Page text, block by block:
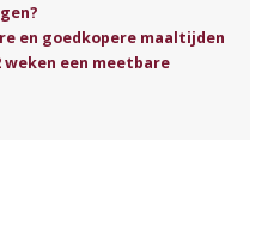
en goedkopere maaltijden
weken een meetbare